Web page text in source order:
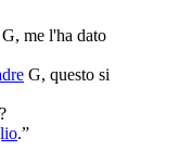
G, me l'ha dato
G, questo si
?
.”